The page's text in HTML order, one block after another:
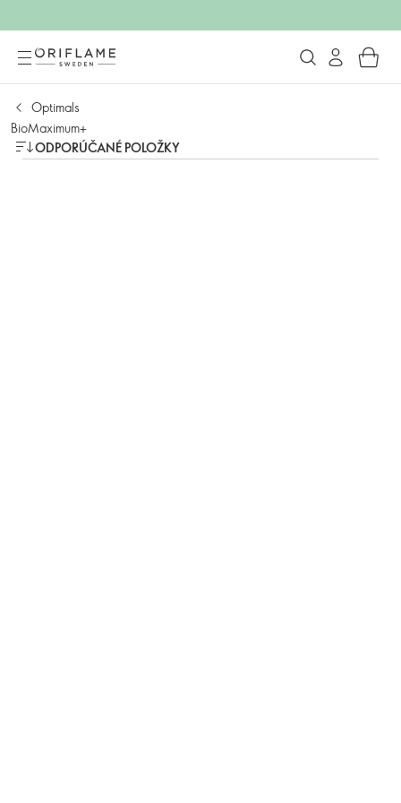
Optimals
BioMaximum+
ODPORÚČANÉ POLOŽKY